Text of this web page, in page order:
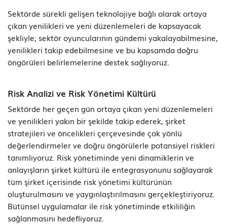
Sektörde sürekli gelişen teknolojiye bağlı olarak ortaya
çıkan yenilikleri ve yeni düzenlemeleri de kapsayacak
şekliyle; sektör oyuncularının gündemi yakalayabilmesine,
yenilikleri takip edebilmesine ve bu kapsamda doğru
öngörüleri belirlemelerine destek sağlıyoruz.
Risk Analizi ve Risk Yönetimi Kültürü
Sektörde her geçen gün ortaya çıkan yeni düzenlemeleri
ve yenilikleri yakın bir şekilde takip ederek, şirket
stratejileri ve öncelikleri çerçevesinde çok yönlü
değerlendirmeler ve doğru öngörülerle potansiyel riskleri
tanımlıyoruz. Risk yönetiminde yeni dinamiklerin ve
anlayışların şirket kültürü ile entegrasyonunu sağlayarak
tüm şirket içerisinde risk yönetimi kültürünün
oluşturulmasını ve yaygınlaştırılmasını gerçekleştiriyoruz.
Bütünsel uygulamalar ile risk yönetiminde etkililiğin
sağlanmasını hedefliyoruz.